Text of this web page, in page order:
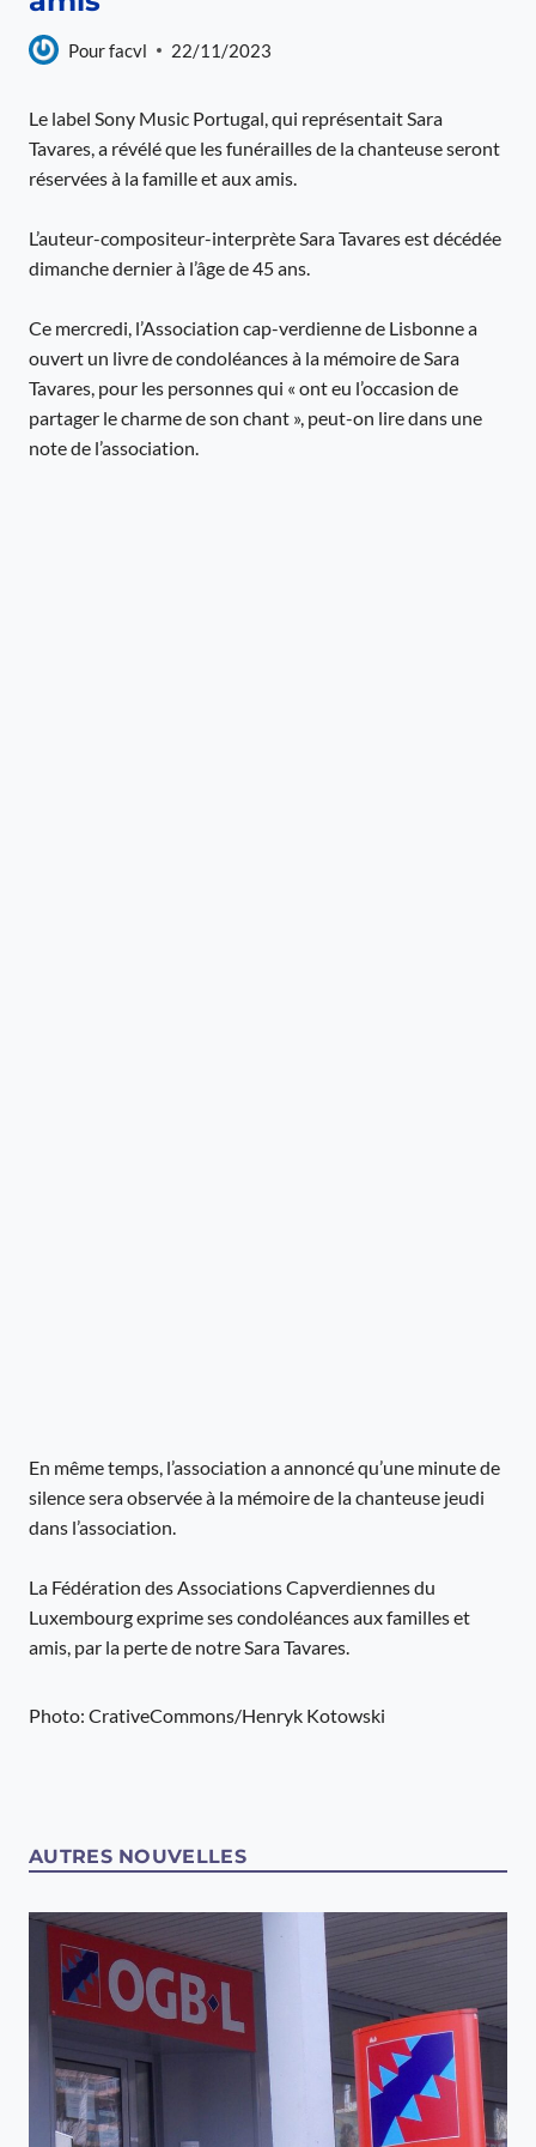
Pourfacvl 22/11/2023
Le label Sony Music Portugal, qui représentait Sara
Tavares, a révélé que les funérailles de la chanteuse seront
réservées à la famille et aux amis.
L’auteur-compositeur-interprète Sara Tavares est décédée
dimanche dernier à l’âge de 45 ans.
Ce mercredi, l’Association cap-verdienne de Lisbonne a
ouvert un livre de condoléances à la mémoire de Sara
Tavares, pour les personnes qui « ont eu l’occasion de
partager le charme de son chant », peut-on lire dans une
note de l’association.
En même temps, l’association a annoncé qu’une minute de
silence sera observée à la mémoire de la chanteuse jeudi
dans l’association.
La Fédération des Associations Capverdiennes du
Luxembourg exprime ses condoléances aux familles et
amis, par la perte de notre Sara Tavares.
Photo: CrativeCommons/Henryk Kotowski
AUTRES NOUVELLES